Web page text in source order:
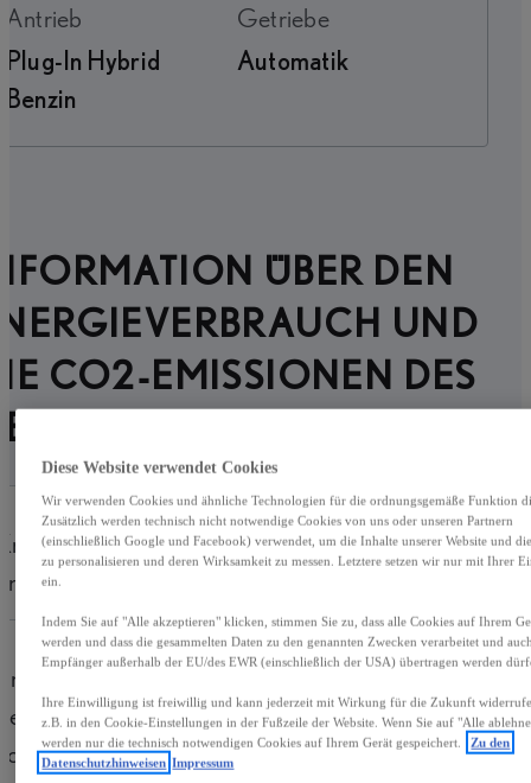
Antrieb
Plug-In Hybrid
Benzin
Getriebe
Automatik
ÜBER DEN
UND
CO2-EMISSIONEN DES
PKW
Benzin
Energieträger
12,0kWh/100 km
Diese Website verwendet Cookies
Wir verwenden Cookies und ähnliche Technologien für die ordnungsgemäße Funktion
Zusätzlich werden technisch nicht notwendige Cookies von uns oder unseren Partnern
(einschließlich Google und Facebook) verwendet, um die Inhalte unserer Website und
zu personalisieren und deren Wirksamkeit zu messen. Letztere setzen wir nur mit Ihrer
ein.
Indem Sie auf "Alle akzeptieren" klicken, stimmen Sie zu, dass alle Cookies auf Ihrem
werden und dass die gesammelten Daten zu den genannten Zwecken verarbeitet und
Empfänger außerhalb der EU/des EWR (einschließlich der USA) übertragen werden
Ihre Einwilligung ist freiwillig und kann jederzeit mit Wirkung für die Zukunft
z.B. in den Cookie-Einstellungen in der Fußzeile der Website. Wenn Sie auf "Alle
werden nur die technisch notwendigen Cookies auf Ihrem Gerät gespeichert.
Zu den
Datenschutzhinweisen Impressum